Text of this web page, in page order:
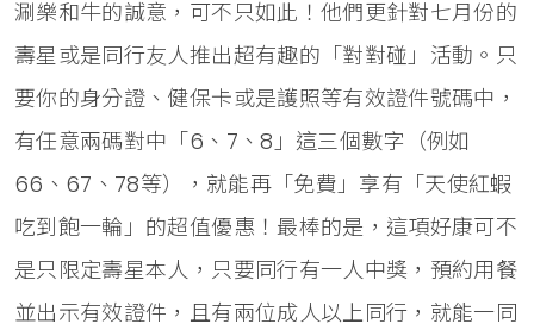
涮樂和牛的誠意，可不只如此！他們更針對七月份的
壽星或是同行友人推出超有趣的「對對碰」活動。只
要你的身分證、健保卡或是護照等有效證件號碼中，
有任意兩碼對中「6、7、8」這三個數字（例如
66、67、78等），就能再「免費」享有「天使紅蝦
吃到飽一輪」的超值優惠！最棒的是，這項好康可不
是只限定壽星本人，只要同行有一人中獎，預約用餐
並出示有效證件，且有兩位成人以上同行，就能一同